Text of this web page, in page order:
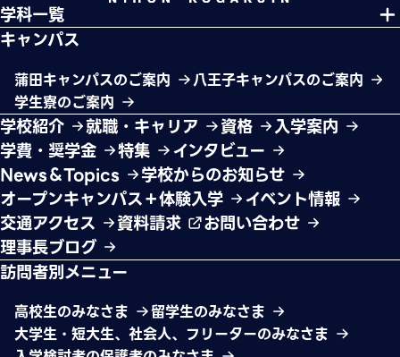
学科一覧
キャンパス
蒲田キャンパスのご案内
八王子キャンパスのご案内
学生寮のご案内
学校紹介 就職・キャリア 資格
入学案内
学費・奨学金
特集
インタビュー
News＆Topics
学校からのお知らせ
オープンキャンパス＋体験入学
イベント情報
交通アクセス
資料請求
お問い合わせ
理事長ブログ
訪問者別メニュー
高校生のみなさま
留学生のみなさま
大学生・短大生、社会人、フリーターのみなさま